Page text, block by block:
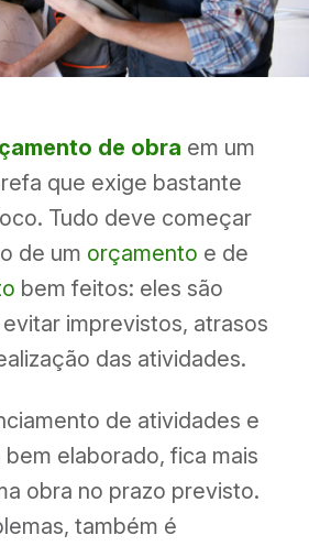
de obra em um
que exige bastante
Tudo deve começar
de um orçamento e de
bem feitos: eles são
imprevistos, atrasos
das atividades.
de atividades e
elaborado, fica mais
obra no prazo previsto.
também é